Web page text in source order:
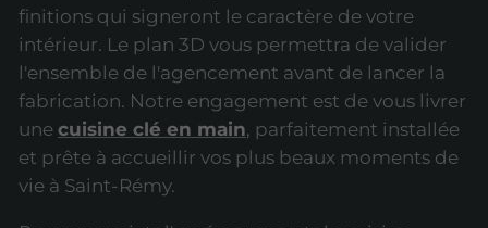
finitions qui signeront le caractère de votre
intérieur. Le plan 3D vous permettra de valider
l'ensemble de l'agencement avant de lancer la
fabrication. Notre engagement est de vous livrer
une cuisine clé en main, parfaitement installée
et prête à accueillir vos plus beaux moments de
vie à Saint-Rémy.